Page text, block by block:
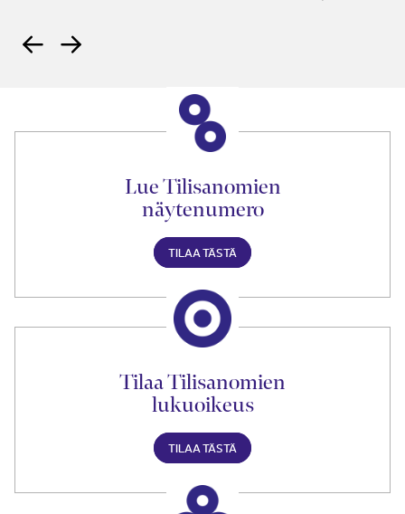
Lue Tilisanomien
näytenumero
TILAA TÄSTÄ
Tilaa Tilisanomien
lukuoikeus
TILAA TÄSTÄ